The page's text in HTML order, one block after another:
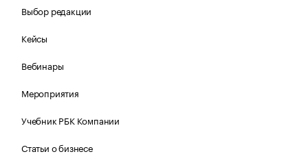
Выбор редакции
Кейсы
Вебинары
Мероприятия
Учебник РБК Компании
Статьи о бизнесе